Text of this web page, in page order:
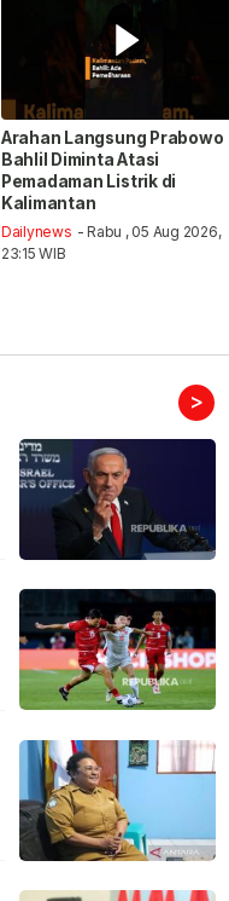
Arahan Langsung Prabowo
Bahlil Diminta Atasi
Pemadaman Listrik di
Kalimantan
Dailynews - Rabu , 05 Aug 2026,
23:15 WIB
>